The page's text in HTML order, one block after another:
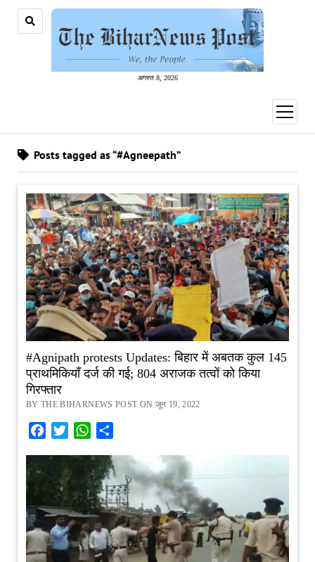
अगस्त 8, 2026
open
menu
Posts tagged as “#Agneepath”
#Agnipath protests Updates: बिहार में अबतक कुल 145
प्राथमिकियाँ दर्ज की गई; 804 अराजक तत्वों को किया
गिरफ्तार
BY THE BIHARNEWS POST ON जून 19, 2022
Facebook
TwitterWhatsApp